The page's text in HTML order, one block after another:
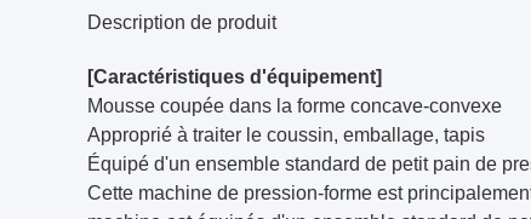
Description de produit
[Caractéristiques d'équipement]
Mousse coupée dans la forme concave-convexe
Approprié à traiter le coussin, emballage, tapis
Équipé d'un ensemble standard de petit pain de
Cette machine de pression-forme est